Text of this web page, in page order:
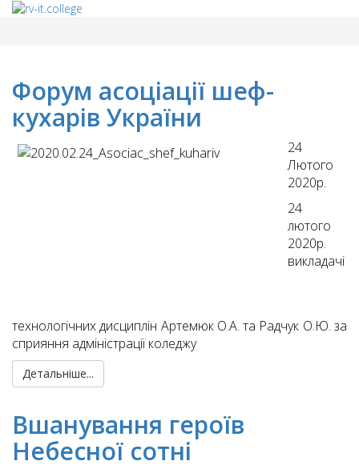
Форум асоціації шеф-
кухарів України
24
Лютого
2020р.
24
лютого
2020р.
викладачі
технологічних дисциплін Артемюк О.А. та Радчук О.Ю. за
сприяння адміністрації коледжу
Детальніше...
Вшанування героїв
Небесної сотні